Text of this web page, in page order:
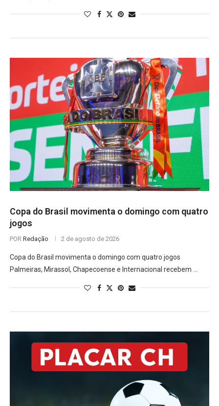
Copa do Brasil movimenta o domingo com quatro
jogos
POR Redação 2 de agosto de 2026
Copa do Brasil movimenta o domingo com quatro jogos
Palmeiras, Mirassol, Chapecoense e Internacional recebem …